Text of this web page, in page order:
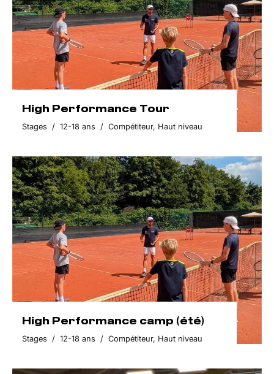
High Performance Tour
Stages / 12-18 ans / Compétiteur, Haut niveau
High Performance camp (été)
Stages / 12-18 ans / Compétiteur, Haut niveau